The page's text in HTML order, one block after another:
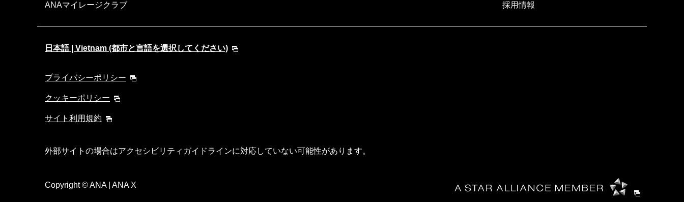
ANAマイレージクラブ
採用情報
日本語 | Vietnam (都市と言語を選択してください)
プライバシーポリシー
クッキーポリシー
サイト利用規約
外部サイトの場合はアクセシビリティガイドラインに対応していない可能性があります。
Copyright© ANA | ANA X